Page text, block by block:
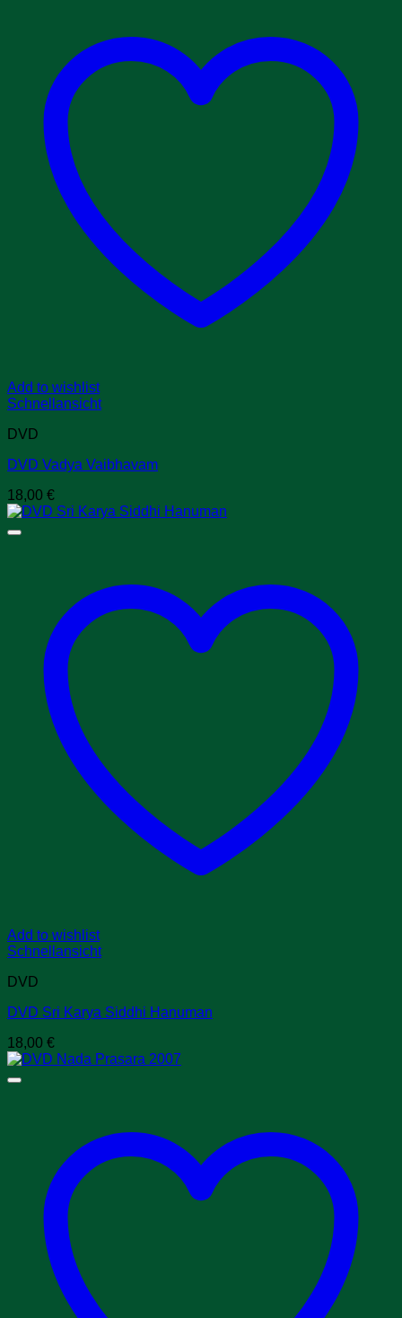
Add to wishlist
Schnellansicht
DVD
DVD Vadya Vaibhavam
18,00 €
Add to wishlist
Schnellansicht
DVD
DVD Sri Karya Siddhi Hanuman
18,00 €